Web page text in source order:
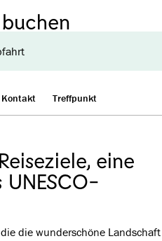
Kontakt Treffpunkt
eine
die wunderschöne Landschaft